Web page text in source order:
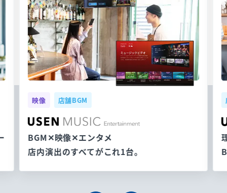
映像 店舗BGM
BGM✕映像✕エンタメ
店内演出のすべてがこれ1台。